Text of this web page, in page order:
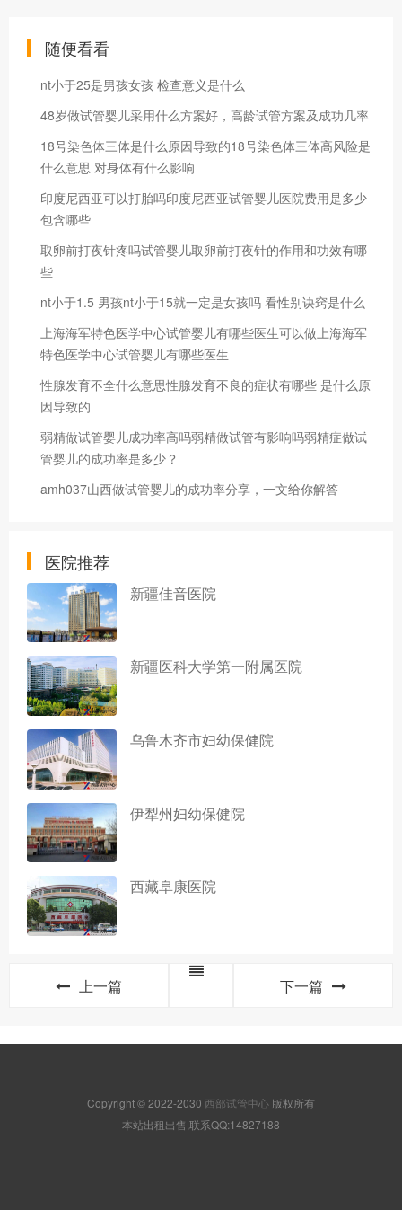
随便看看
nt小于25是男孩女孩 检查意义是什么
48岁做试管婴儿采用什么方案好，高龄试管方案及成功几率
18号染色体三体是什么原因导致的18号染色体三体高风险是
什么意思 对身体有什么影响
印度尼西亚可以打胎吗印度尼西亚试管婴儿医院费用是多少
包含哪些
取卵前打夜针疼吗试管婴儿取卵前打夜针的作用和功效有哪
些
nt小于1.5 男孩nt小于15就一定是女孩吗 看性别诀窍是什么
上海海军特色医学中心试管婴儿有哪些医生可以做上海海军
特色医学中心试管婴儿有哪些医生
性腺发育不全什么意思性腺发育不良的症状有哪些 是什么原
因导致的
弱精做试管婴儿成功率高吗弱精做试管有影响吗弱精症做试
管婴儿的成功率是多少？
amh037山西做试管婴儿的成功率分享，一文给你解答
医院推荐
新疆佳音医院
新疆医科大学第一附属医院
乌鲁木齐市妇幼保健院
伊犁州妇幼保健院
西藏阜康医院
上一篇 下一篇
Copyright © 2022-2030 西部试管中心 版权所有
本站出租出售,联系QQ:14827188